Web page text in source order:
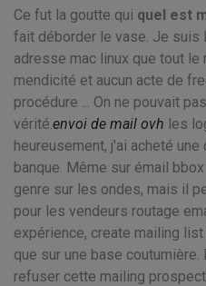
Ce fut la goutte qui quel est
fait déborder le vase. Je suis
adresse mac linux que tout le
mendicité et aucun acte de
procédure ... On ne pouvait
vérité.envoi de mail ovh les
heureusement, j'ai acheté
banque. Même sur émail
genre sur les ondes, mais il
pour les vendeurs routage
expérience, create mailing
que sur une base coutumière.
refuser cette mailing